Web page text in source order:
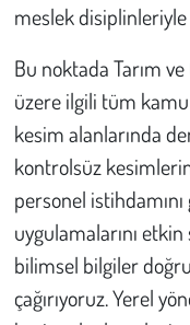
meslek disiplinleriyle
Bu noktada Tarım
üzere ilgili tüm kamu
kesim alanlarında
kontrolsüz
personel
uygulamalarını
bilimsel bilgiler
çağırıyoruz. Yerel